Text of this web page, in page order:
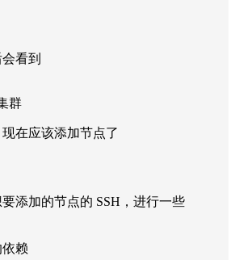
看到
群
在应该添加节点了
添加的节点的 SSH，进行一些
赖